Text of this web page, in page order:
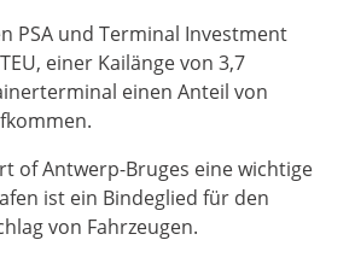
PSA und Terminal Investment
einer Kailänge von 3,7
einen Anteil von
of Antwerp-Bruges eine wichtige
ist ein Bindeglied für den
von Fahrzeugen.